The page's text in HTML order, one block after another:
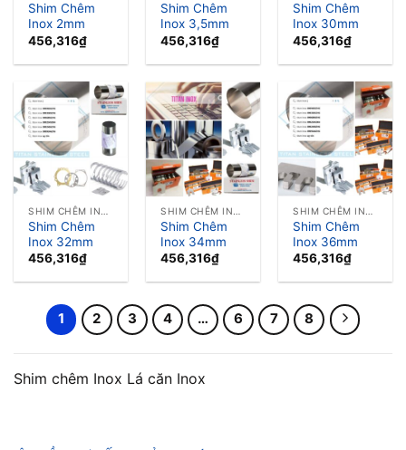
Shim Chêm
Inox 2mm
456,316₫
Shim Chêm
Inox 3,5mm
456,316₫
Shim Chêm
Inox 30mm
456,316₫
Shim Chêm
Inox 32mm
456,316₫
Shim Chêm
Inox 34mm
456,316₫
Shim Chêm
Inox 36mm
456,316₫
1 2 3 4 … 6 7 8
Shim chêm Inox Lá căn Inox